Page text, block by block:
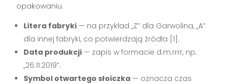
opakowaniu:
Litera fabryki — na przykład „Z” dla Garwolina, „A”
dla innej fabryki, co potwierdzają źródła [1].
Data produkcji — zapis w formacie d.m.rrrr, np.
„26.11.2019”.
Symbol otwartego słoiczka — oznacza czas